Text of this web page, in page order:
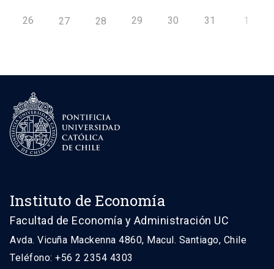
26 27 28 29 30 31 1
Instituto de Economía
Facultad de Economía y Administración UC
Avda. Vicuña Mackenna 4860, Macul. Santiago, Chile
Teléfono: +56 2 2354 4303